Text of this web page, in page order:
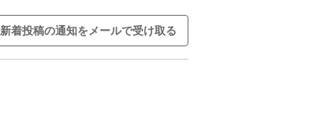
新着投稿の通知をメールで受け取る